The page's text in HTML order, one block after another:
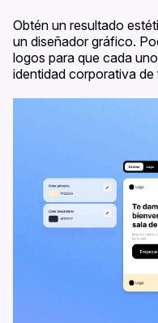
Obtén un resultado
un diseñador gráfico.
logos para que cada
identidad corporativa de